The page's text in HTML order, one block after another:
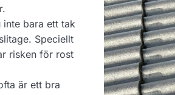
inte bara ett tak
Speciellt
risken för rost
är ett bra